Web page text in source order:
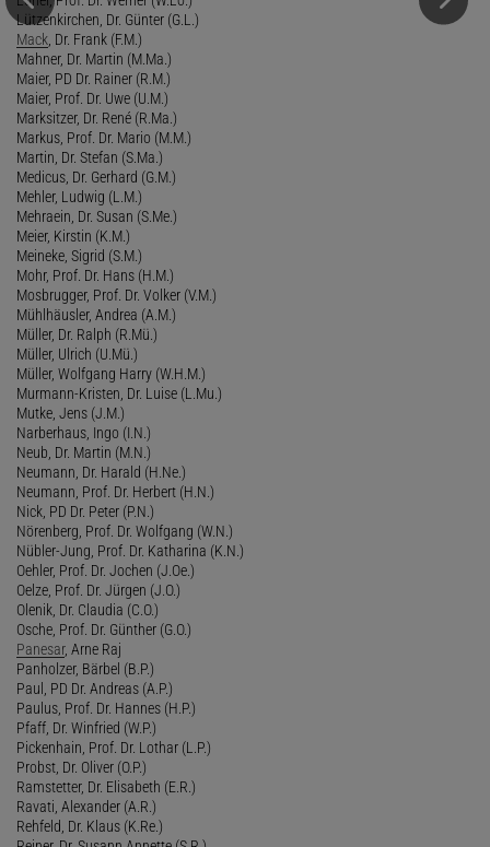
Lützenkirchen, Dr. Günter (G.L.)
Mack , Dr. Frank (F.M.)
Mahner, Dr. Martin (M.Ma.)
Maier, PD Dr. Rainer (R.M.)
Maier, Prof. Dr. Uwe (U.M.)
Marksitzer, Dr. René (R.Ma.)
Markus, Prof. Dr. Mario (M.M.)
Martin, Dr. Stefan (S.Ma.)
Medicus, Dr. Gerhard (G.M.)
Mehler, Ludwig (L.M.)
Mehraein, Dr. Susan (S.Me.)
Meier, Kirstin (K.M.)
Meineke, Sigrid (S.M.)
Mohr, Prof. Dr. Hans (H.M.)
Mosbrugger, Prof. Dr. Volker (V.M.)
Mühlhäusler, Andrea (A.M.)
Müller, Dr. Ralph (R.Mü.)
Müller, Ulrich (U.Mü.)
Müller, Wolfgang Harry (W.H.M.)
Murmann-Kristen, Dr. Luise (L.Mu.)
Mutke, Jens (J.M.)
Narberhaus, Ingo (I.N.)
Neub, Dr. Martin (M.N.)
Neumann, Dr. Harald (H.Ne.)
Neumann, Prof. Dr. Herbert (H.N.)
Nick, PD Dr. Peter (P.N.)
Nörenberg, Prof. Dr. Wolfgang (W.N.)
Nübler-Jung, Prof. Dr. Katharina (K.N.)
Oehler, Prof. Dr. Jochen (J.Oe.)
Oelze, Prof. Dr. Jürgen (J.O.)
Olenik, Dr. Claudia (C.O.)
Osche, Prof. Dr. Günther (G.O.)
Panesar, Arne Raj
Panholzer, Bärbel (B.P.)
Paul, PD Dr. Andreas (A.P.)
Paulus, Prof. Dr. Hannes (H.P.)
Pfaff, Dr. Winfried (W.P.)
Pickenhain, Prof. Dr. Lothar (L.P.)
Probst, Dr. Oliver (O.P.)
Ramstetter, Dr. Elisabeth (E.R.)
Ravati, Alexander (A.R.)
Rehfeld, Dr. Klaus (K.Re.)